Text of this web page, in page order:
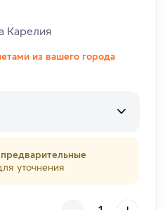
Карелия
из вашего города
уточнения